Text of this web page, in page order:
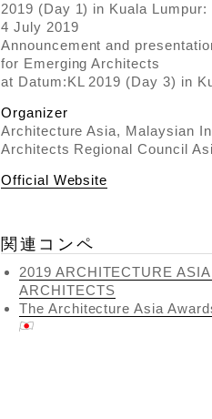
2019 (Day 1) in Kuala Lumpur:
4 July 2019
Announcement and
for Emerging Architects
at Datum:KL 2019 (Day 3) in
Organizer
Architecture Asia, Malaysian
Architects Regional Council
Official Website
関連コンペ
2019 ARCHITECTURE
ARCHITECTS
The Architecture Asia